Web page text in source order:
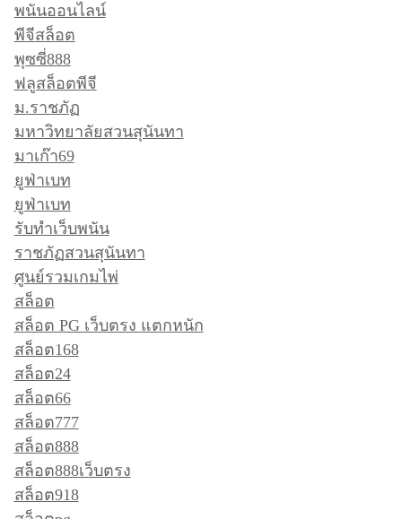
พนันออนไลน์
พีจีสล็อต
พุซซี่888
ฟลูสล็อตพีจี
ม.ราชภัฏ
มหาวิทยาลัยสวนสุนันทา
มาเก๊า69
ยูฟ่าเบท
ยูฟ่าเบท
รับทำเว็บพนัน
ราชภัฏสวนสุนันทา
ศูนย์รวมเกมไพ่
สล็อต
สล็อต PG เว็บตรง แตกหนัก
สล็อต168
สล็อต24
สล็อต66
สล็อต777
สล็อต888
สล็อต888เว็บตรง
สล็อต918